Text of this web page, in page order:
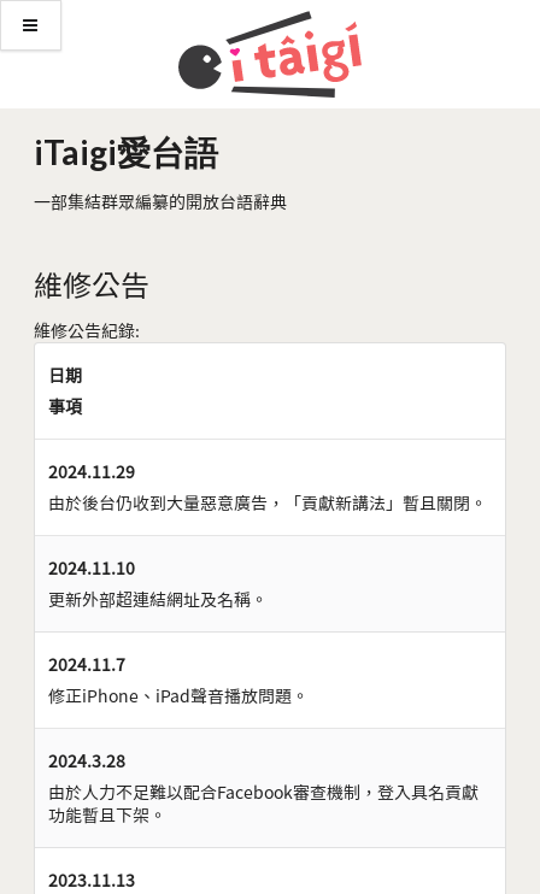
iTaigi愛台語
一部集結群眾編纂的開放台語辭典
維修公告
維修公告紀錄:
日期
事項
2024.11.29
由於後台仍收到大量惡意廣告，「貢獻新講法」暫且關閉。
2024.11.10
更新外部超連結網址及名稱。
2024.11.7
修正iPhone、iPad聲音播放問題。
2024.3.28
由於人力不足難以配合Facebook審查機制，登入具名貢獻
功能暫且下架。
2023.11.13